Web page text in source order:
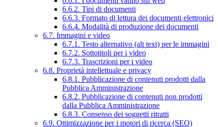
6.6.2. Tipi di documenti
6.6.3. Formato di lettura dei documenti elettronici
6.6.4. Modalità di produzione dei documenti
6.7. Immagini e video
6.7.1. Testo alternativo (alt text) per le immagini
6.7.2. Sottotitoli per i video
6.7.3. Trascrizioni per i video
6.8. Proprietà intellettuale e privacy
6.8.1. Pubblicazione di contenuti prodotti dalla
Pubblica Amministrazione
6.8.2. Pubblicazione di contenuti non prodotti
dalla Pubblica Amministrazione
6.8.3. Consenso dei soggetti ritratti
6.9. Ottimizzazione per i motori di ricerca (SEO)